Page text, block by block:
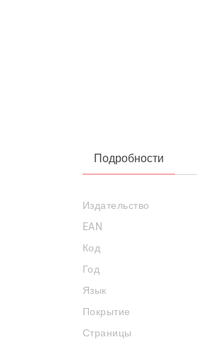
Подробности
Издательство
EAN
Код
Год
Язык
Покрытие
Страницы